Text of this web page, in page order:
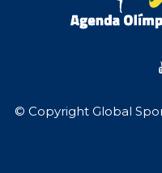
© Copyright Global